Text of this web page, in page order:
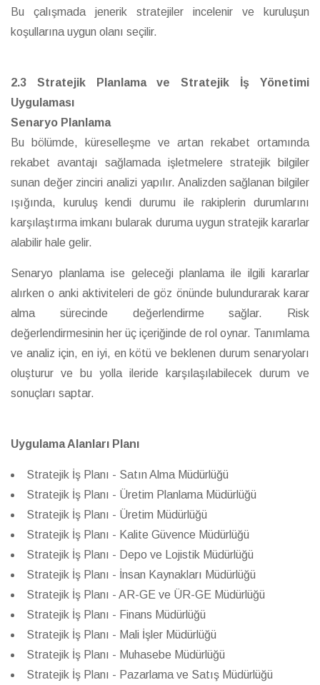
Bu çalışmada jenerik stratejiler incelenir ve kuruluşun
koşullarına uygun olanı seçilir.
2.3 Stratejik Planlama ve Stratejik İş Yönetimi
Uygulaması
Senaryo Planlama
Bu bölümde, küreselleşme ve artan rekabet ortamında
rekabet avantajı sağlamada işletmelere stratejik bilgiler
sunan değer zinciri analizi yapılır. Analizden sağlanan bilgiler
ışığında, kuruluş kendi durumu ile rakiplerin durumlarını
karşılaştırma imkanı bularak duruma uygun stratejik kararlar
alabilir hale gelir.
Senaryo planlama ise geleceği planlama ile ilgili kararlar
alırken o anki aktiviteleri de göz önünde bulundurarak karar
alma sürecinde değerlendirme sağlar. Risk
değerlendirmesinin her üç içeriğinde de rol oynar. Tanımlama
ve analiz için, en iyi, en kötü ve beklenen durum senaryoları
oluşturur ve bu yolla ileride karşılaşılabilecek durum ve
sonuçları saptar.
Uygulama Alanları Planı
Stratejik İş Planı - Satın Alma Müdürlüğü
Stratejik İş Planı - Üretim Planlama Müdürlüğü
Stratejik İş Planı - Üretim Müdürlüğü
Stratejik İş Planı - Kalite Güvence Müdürlüğü
Stratejik İş Planı - Depo ve Lojistik Müdürlüğü
Stratejik İş Planı - İnsan Kaynakları Müdürlüğü
Stratejik İş Planı - AR-GE ve ÜR-GE Müdürlüğü
Stratejik İş Planı - Finans Müdürlüğü
Stratejik İş Planı - Mali İşler Müdürlüğü
Stratejik İş Planı - Muhasebe Müdürlüğü
Stratejik İş Planı - Pazarlama ve Satış Müdürlüğü